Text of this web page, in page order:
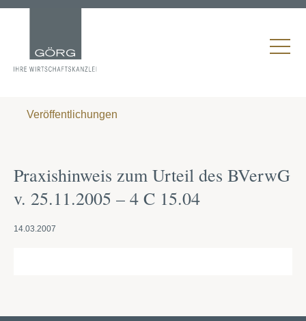
Veröffentlichungen
Praxishinweis zum Urteil des BVerwG
v. 25.11.2005 – 4 C 15.04
14.03.2007